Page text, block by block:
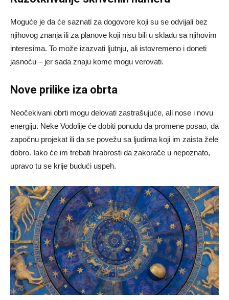
Moguće je da će saznati za dogovore koji su se odvijali bez
njihovog znanja ili za planove koji nisu bili u skladu sa njihovim
interesima. To može izazvati ljutnju, ali istovremeno i doneti
jasnoću – jer sada znaju kome mogu verovati.
Nove prilike iza obrta
Neočekivani obrti mogu delovati zastrašujuće, ali nose i novu
energiju. Neke Vodolije će dobiti ponudu da promene posao, da
započnu projekat ili da se povežu sa ljudima koji im zaista žele
dobro. Iako će im trebati hrabrosti da zakorače u nepoznato,
upravo tu se krije budući uspeh.